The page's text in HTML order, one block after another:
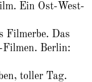
Ein Ost-West-
Filmerbe. Das
Filmen. Berlin:
toller Tag.